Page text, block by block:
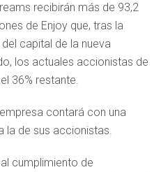
recibirán más de 93,2
de Enjoy que, tras la
capital de la nueva
los actuales accionistas de
36% restante.
contará con una
la de sus accionistas.
cumplimiento de